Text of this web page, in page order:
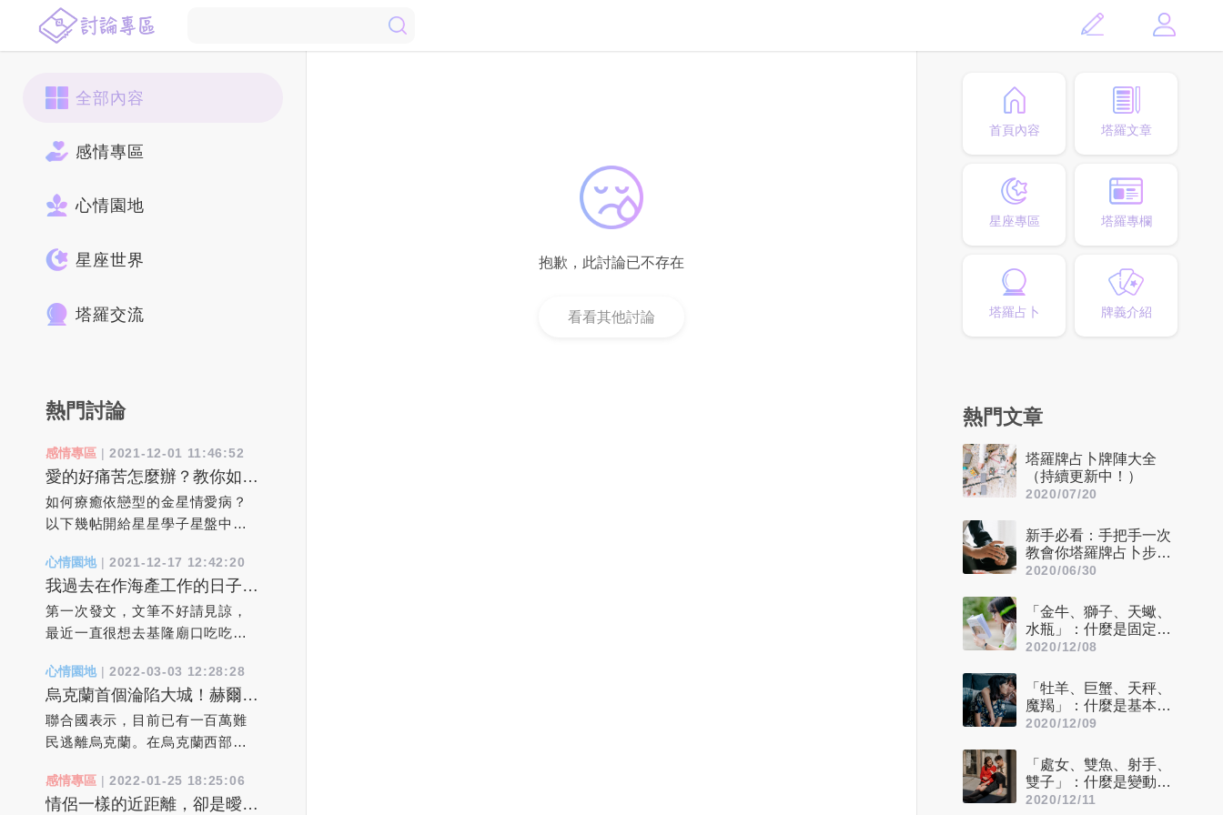
全部內容
感情專區
心情園地
星座世界
塔羅交流
熱門討論
感情專區 | 2021-12-01 11:46:52
愛的好痛苦怎麼辦？教你如何
療癒依戀焦慮型的金星情愛病
如何療癒依戀型的金星情愛病？
以下幾帖開給星星學子星盤中病
找對人。其實跟誰結婚都一樣，
最後你需要面對的還是你自己。
對方只是你愛自己的能力的一種
反映。當你自己真正轉大人了，
伴侶會全然不同。 離異和更換
伴侶並不是問題的解決辦法，它
只不過是把問題延遲了。“更換”或
許能帶來一時的新鮮感和輕鬆
因，而不是問題的本身。 3、我
必須挽救這段婚姻。 拋開各種
心情園地 | 2021-12-17 12:42:20
我過去在作海產工作的日子
裡，真實靈異經驗分享
第一次發文，文筆不好請見諒，
最近一直很想去基隆廟口吃吃東
去，但也就讓我不自覺想起過去
在作海產工作的日子裡，所遇到
的人，事，物....！20年因為我本
身從事海產批發類的事業，每個
客戶，所以基隆對我來說，也算
不陌生的城市！事情是這樣，每
心情園地 | 2022-03-03 12:28:28
烏克蘭首個淪陷大城！赫爾松
「滿街曝屍」已有一百萬難民
逃離烏克蘭。
聯合國表示，目前已有一百萬難
民逃離烏克蘭。在烏克蘭西部的
的人群蜂擁而至，希望乘車前往
波蘭。由於烏克蘭男性被要求留
感情專區 | 2022-01-25 18:25:06
情侶一樣的近距離，卻是曖昧
抱歉，此討論已不存在
看看其他討論
首頁內容 塔羅文章
星座專區 塔羅專欄
塔羅占卜 牌義介紹
熱門文章
塔羅牌占卜牌陣大全
（持續更新中！）
2020/07/20
新手必看：手把手一次
教會你塔羅牌占卜步驟
——洗牌＋切牌、抽
2020/06/30
「金牛、獅子、天蠍、
水瓶」：什麼是固定星
座，他們又該怎麼追？
2020/12/08
「牡羊、巨蟹、天秤、
魔羯」：什麼是基本星
座，他們又該怎麼追？
2020/12/09
「處女、雙魚、射手、
雙子」：什麼是變動星
座，他們又該怎麼追？
2020/12/11